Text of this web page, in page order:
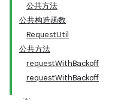
公共方法
公共构造函数
RequestUtil
公共方法
requestWithBackoff
requestWithBackoff